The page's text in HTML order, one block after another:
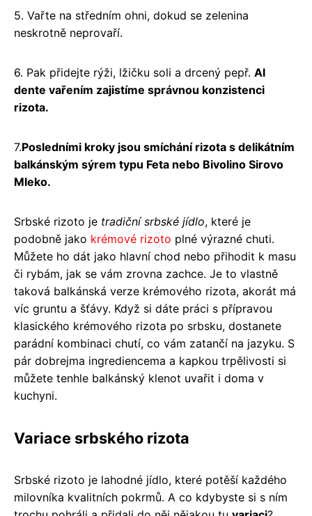
5. Vařte na středním ohni, dokud se zelenina
neskrotně neprovaří.
6. Pak přidejte rýži, lžičku soli a drcený pepř. Al
dente vařením zajistíme správnou konzistenci
rizota.
7.Posledními kroky jsou smíchání rizota s delikátním
balkánským sýrem typu Feta nebo Bivolino Sirovo
Mleko.
Srbské rizoto je tradiční srbské jídlo, které je
podobně jako krémové rizoto plné výrazné chuti.
Můžete ho dát jako hlavní chod nebo přihodit k masu
či rybám, jak se vám zrovna zachce. Je to vlastně
taková balkánská verze krémového rizota, akorát má
víc gruntu a šťávy. Když si dáte práci s přípravou
klasického krémového rizota po srbsku, dostanete
parádní kombinaci chutí, co vám zatančí na jazyku. S
pár dobrejma ingrediencema a kapkou trpělivosti si
můžete tenhle balkánský klenot uvařit i doma v
kuchyni.
Variace srbského rizota
Srbské rizoto je lahodné jídlo, které potěší každého
milovníka kvalitních pokrmů. A co kdybyste si s ním